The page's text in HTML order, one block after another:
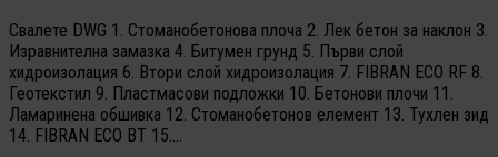
Свалете DWG 1. Стоманобетонова плоча 2. Лек бетон за наклон 3.
Изравнителна замазка 4. Битумен грунд 5. Първи слой
хидроизолация 6. Втори слой хидроизолация 7. FIBRAN ECO RF 8.
Геотекстил 9. Пластмасови подложки 10. Бетонови плочи 11.
Ламаринена обшивка 12. Стоманобетонов елемент 13. Тухлен зид
14. FIBRAN ECO BT 15....